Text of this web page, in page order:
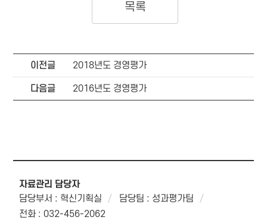
목록
이전글 2018년도 경영평가
다음글 2016년도 경영평가
자료관리 담당자
담당부서 : 혁신기획실
담당팀 : 성과평가팀
전화 : 032-456-2062